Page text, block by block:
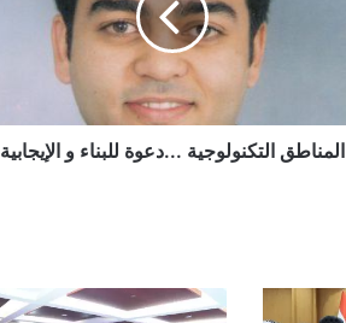
المناطق التكنولوجية ...دعوة للبناء و الإيجابية